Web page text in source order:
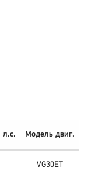
л.с. Модель двиг.
VG30ET